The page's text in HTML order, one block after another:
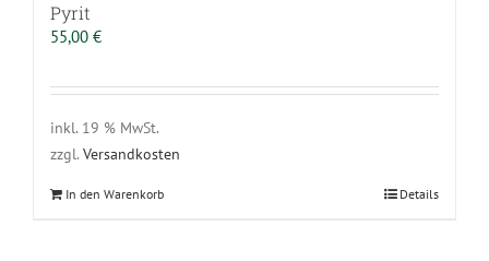
Pyrit
55,00 €
inkl. 19 % MwSt.
zzgl. Versandkosten
In den Warenkorb Details